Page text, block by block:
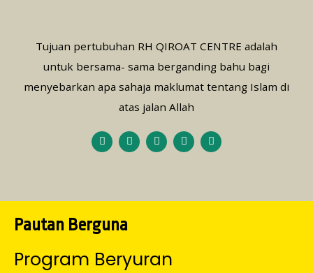
Tujuan pertubuhan RH QIROAT CENTRE adalah
untuk bersama- sama berganding bahu bagi
menyebarkan apa sahaja maklumat tentang Islam di
atas jalan Allah
F
a
c
o
-
f
T
w
i
r
T
i
k
I
n
s
r
Y
o
u
e
Pautan Berguna
Program Beryuran